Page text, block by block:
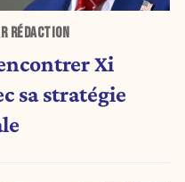
RÉDACTION
Xi
sa stratégie